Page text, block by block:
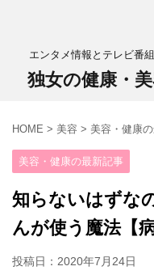
エンタメ情報とテレビ番
独女の健康・
HOME > 美容 > 美容・健康
美容・健康の最新記事
知らないはずな
んが使う魔法【
投稿日： 2020年7月24日